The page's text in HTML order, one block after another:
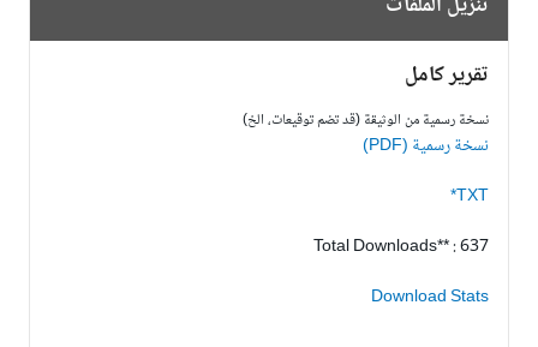
تقرير كامل
نسخة رسمية من الوثيقة (قد تضم توقيعات، الخ)
نسخة رسمية (PDF)
TXT*
Total Downloads** : 637
Download Stats